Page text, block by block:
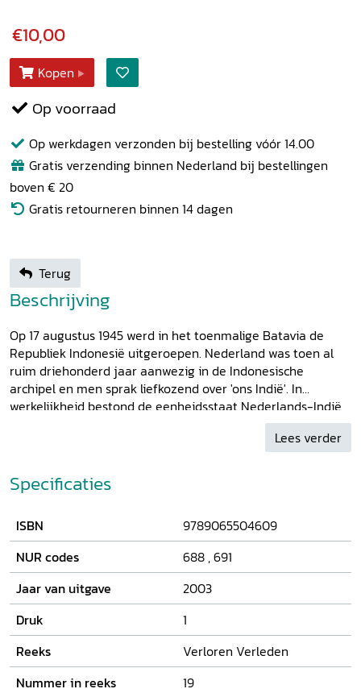
€10,00
Kopen
Op voorraad
Op werkdagen verzonden bij bestelling vóór 14.00
Gratis verzending binnen Nederland bij bestellingen
boven € 20
Gratis retourneren binnen 14 dagen
Terug
Beschrijving
Op 17 augustus 1945 werd in het toenmalige Batavia de
Republiek Indonesië uitgeroepen. Nederland was toen al
ruim driehonderd jaar aanwezig in de Indonesische
archipel en men sprak liefkozend over 'ons Indië'. In
werkelijkheid bestond de eenheidsstaat Nederlands-Indië
pas sinds het begin van de twintigste eeuw. Nauwelijks had
gouverneur-generaal Van Heutsz het centraal gezag
koloniale bezit weer kwijt te raken. Niet van binnenuit,
maar van buitenaf dreigde gevaar. Tegen deze
brochure
Indië verloren, rampspoed geboren. Onder
dezelfde titel belicht journalist Frans Glissenaar deze
permanente angst van de koloniale mogendheid
Nederland om haar Indië te verliezen, de opkomst van het
Indonesische nationalisme, de Indonesische
onafhankelijkheidsstrijd (1945-1949) en de pijnlijke nasleep
van het conflict.
Lees verder
Specificaties
ISBN
9789065504609
NUR codes
688 ,691
Jaar van uitgave
2003
Druk
1
Reeks
Verloren Verleden
Nummer in reeks
19